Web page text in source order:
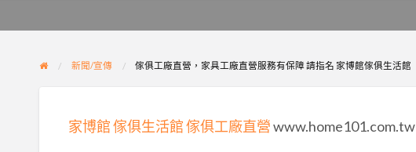
新聞/宣傳 傢俱工廠直營，家具工廠直營服務有保障 請指名 家博館傢俱生活館
家博館傢俱生活館傢俱工廠直營www.home101.com.tw